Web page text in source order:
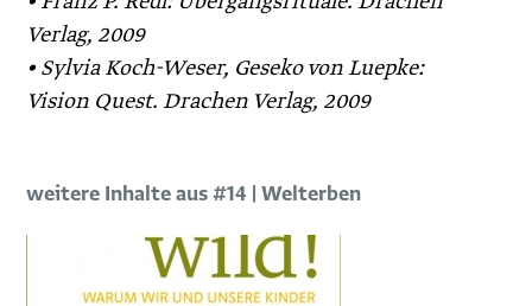
Verlag, 2009
• Sylvia Koch-Weser, ­Geseko von Luepke:
Vision Quest. Drachen Verlag, 2009
weitere Inhalte aus #14 | Welterben